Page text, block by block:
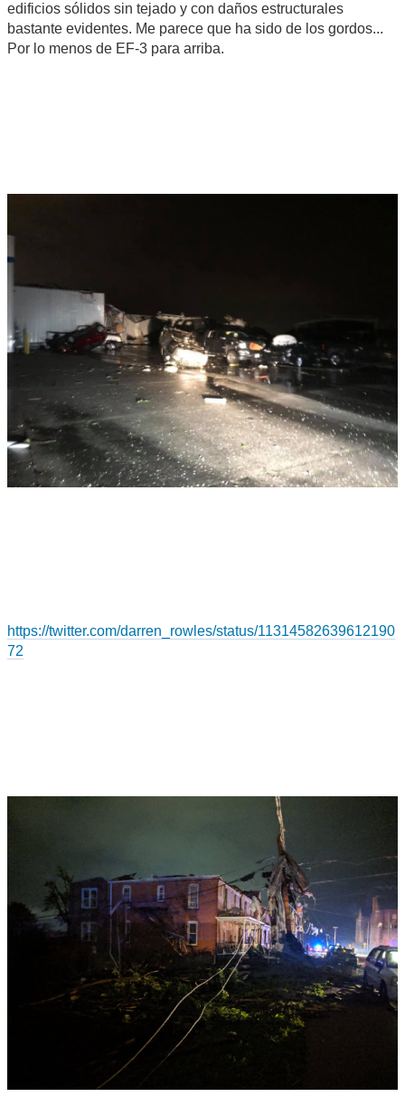
edificios sólidos sin tejado y con daños estructurales
bastante evidentes. Me parece que ha sido de los gordos...
Por lo menos de EF-3 para arriba.
https://twitter.com/darren_rowles/status/11314582639612190
72